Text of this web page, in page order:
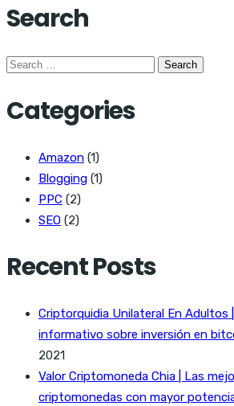
Search
Search
Categories
Amazon (1)
Blogging (1)
PPC (2)
SEO (2)
Recent Posts
Criptorquidia Unilateral En Adultos
informativo sobre inversión en
2021
Valor Criptomoneda Chia | Las
criptomonedas con mayor